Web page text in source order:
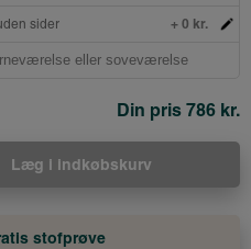
sider + 0 kr.
Din pris 786 kr.
Læg i indkøbskurv
stofprøve